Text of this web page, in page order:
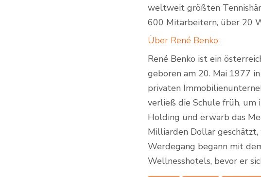
weltweit größten
600 Mitarbeitern, über 20
Über René Benko:
René Benko ist ein
geboren am 20. Mai 1977
privaten
verließ die Schule früh, um
Holding und erwarb das
Milliarden Dollar
Werdegang begann mit
Wellnesshotels, bevor er